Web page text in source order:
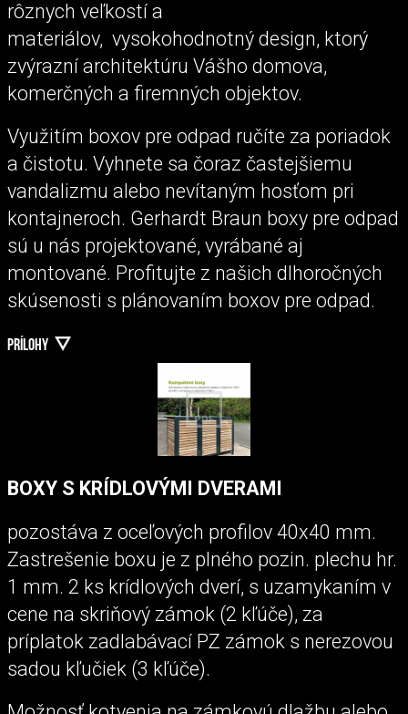
rôznych veľkostí a
materiálov, vysokohodnotný design, ktorý
zvýrazní architektúru Vášho domova,
komerčných a firemných objektov.
Využitím boxov pre odpad ručíte za poriadok
a čistotu. Vyhnete sa čoraz častejšiemu
vandalizmu alebo nevítaným hosťom pri
kontajneroch. Gerhardt Braun boxy pre odpad
sú u nás projektované, vyrábané aj
montované. Profitujte z našich dlhoročných
skúsenosti s plánovaním boxov pre odpad.
PRÍLOHY
BOXY S KRÍDLOVÝMI DVERAMI
pozostáva z oceľových profilov 40x40 mm.
Zastrešenie boxu je z plného pozin. plechu hr.
1 mm. 2 ks krídlových dverí, s uzamykaním v
cene na skriňový zámok (2 kľúče), za
príplatok zadlabávací PZ zámok s nerezovou
sadou kľučiek (3 kľúče).